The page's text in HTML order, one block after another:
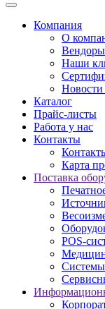
Компания
О
Вендоры
Наши
Каталог
Прайс-листы
Работа у нас
Контакты
Карта
Поставка
POS-